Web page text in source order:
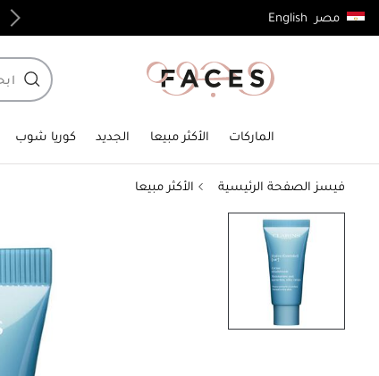
مصر English
توصيل مجاني لجميع الطلبات فوق 4,000ج.م
الماركات الأكثر مبيعا الجديد كوريا شوب
فيسز الصفحة الرئيسية الأكثر مبيعا